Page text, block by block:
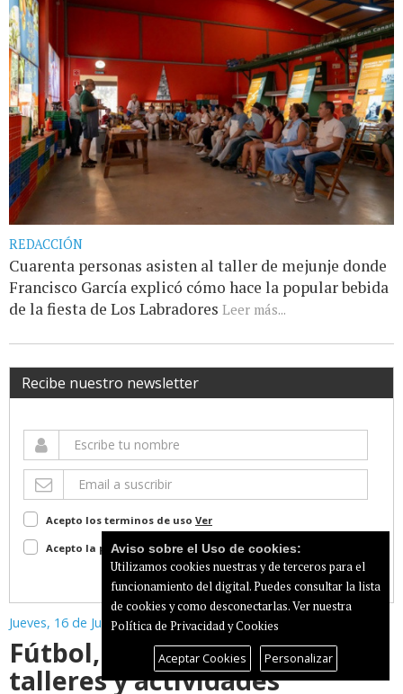
REDACCIÓN
Cuarenta personas asisten al taller de mejunje donde
Francisco García explicó cómo hace la popular bebida
de la fiesta de Los Labradores Leer más...
Recibe nuestro newsletter
Acepto los terminos de uso Ver
Acepto la política de privacidadVer
Suscribir
Jueves, 16 de Julio de 2026
Fútbol, baloncesto, natación,
talleres y actividades
Aviso sobre el Uso de cookies:
Utilizamos cookies nuestras y de terceros para el
funcionamiento del digital. Puedes consultar la lista
de cookies y como desconectarlas.Ver nuestra
Política de Privacidad y Cookies
Aceptar Cookies Personalizar